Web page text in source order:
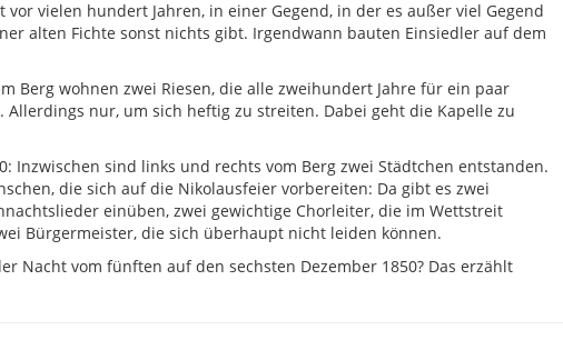
vor vielen hundert Jahren, in einer Gegend, in der es außer viel Gegend
alten Fichte sonst nichts gibt. Irgendwann bauten Einsiedler auf dem
Berg wohnen zwei Riesen, die alle zweihundert Jahre für ein paar
Allerdings nur, um sich heftig zu streiten. Dabei geht die Kapelle zu
Inzwischen sind links und rechts vom Berg zwei Städtchen entstanden.
die sich auf die Nikolausfeier vorbereiten: Da gibt es zwei
einüben, zwei gewichtige Chorleiter, die im Wettstreit
Bürgermeister, die sich überhaupt nicht leiden können.
Nacht vom fünften auf den sechsten Dezember 1850? Das erzählt